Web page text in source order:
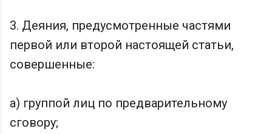
3. Деяния, предусмотренные частями
первой или второй настоящей статьи,
совершенные:
а) группой лиц по предварительному
сговору;